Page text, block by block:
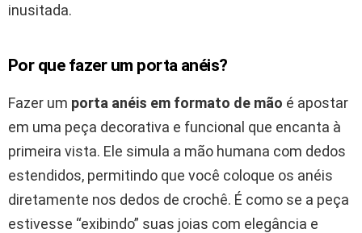
inusitada.
Por que fazer um porta anéis?
Fazer um porta anéis em formato de mão é apostar
em uma peça decorativa e funcional que encanta à
primeira vista. Ele simula a mão humana com dedos
estendidos, permitindo que você coloque os anéis
diretamente nos dedos de crochê. É como se a peça
estivesse “exibindo” suas joias com elegância e